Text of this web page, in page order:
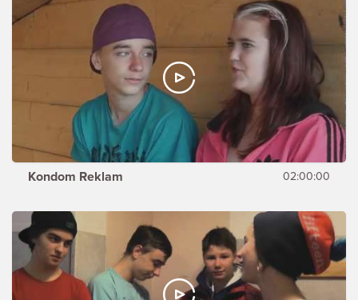
Kondom Reklam 02:00:00